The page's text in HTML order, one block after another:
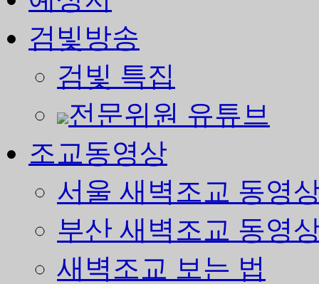
검빛방송
검빛 특집
전문위원 유튜브
조교동영상
서울 새벽조교 동영
부산 새벽조교 동영
새벽조교 보는 법